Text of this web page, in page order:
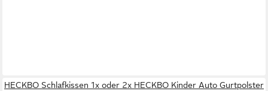
HECKBO Schlafkissen 1x oder 2x HECKBO Kinder Auto Gurtpolster